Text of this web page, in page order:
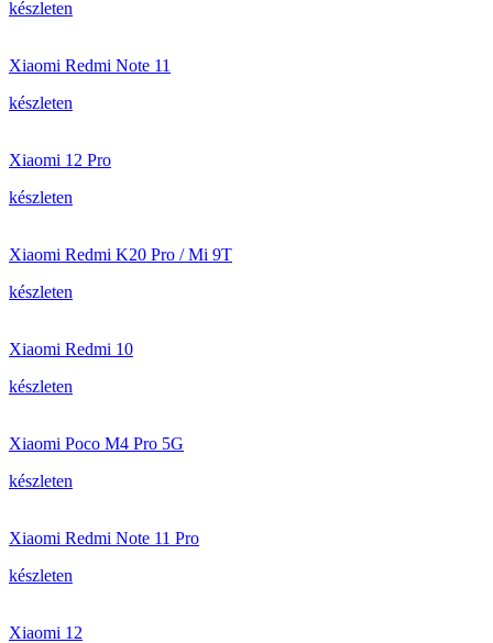
készleten
Xiaomi Redmi Note 11
készleten
Xiaomi 12 Pro
készleten
Xiaomi Redmi K20 Pro / Mi 9T
készleten
Xiaomi Redmi 10
készleten
Xiaomi Poco M4 Pro 5G
készleten
Xiaomi Redmi Note 11 Pro
készleten
Xiaomi 12